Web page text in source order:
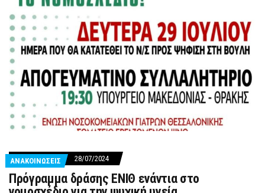
ΑΝΑΚΟΙΝΩΣΕΙΣ 28/07/2024
Πρόγραμμα δράσης ΕΝΙΘ ενάντια στο